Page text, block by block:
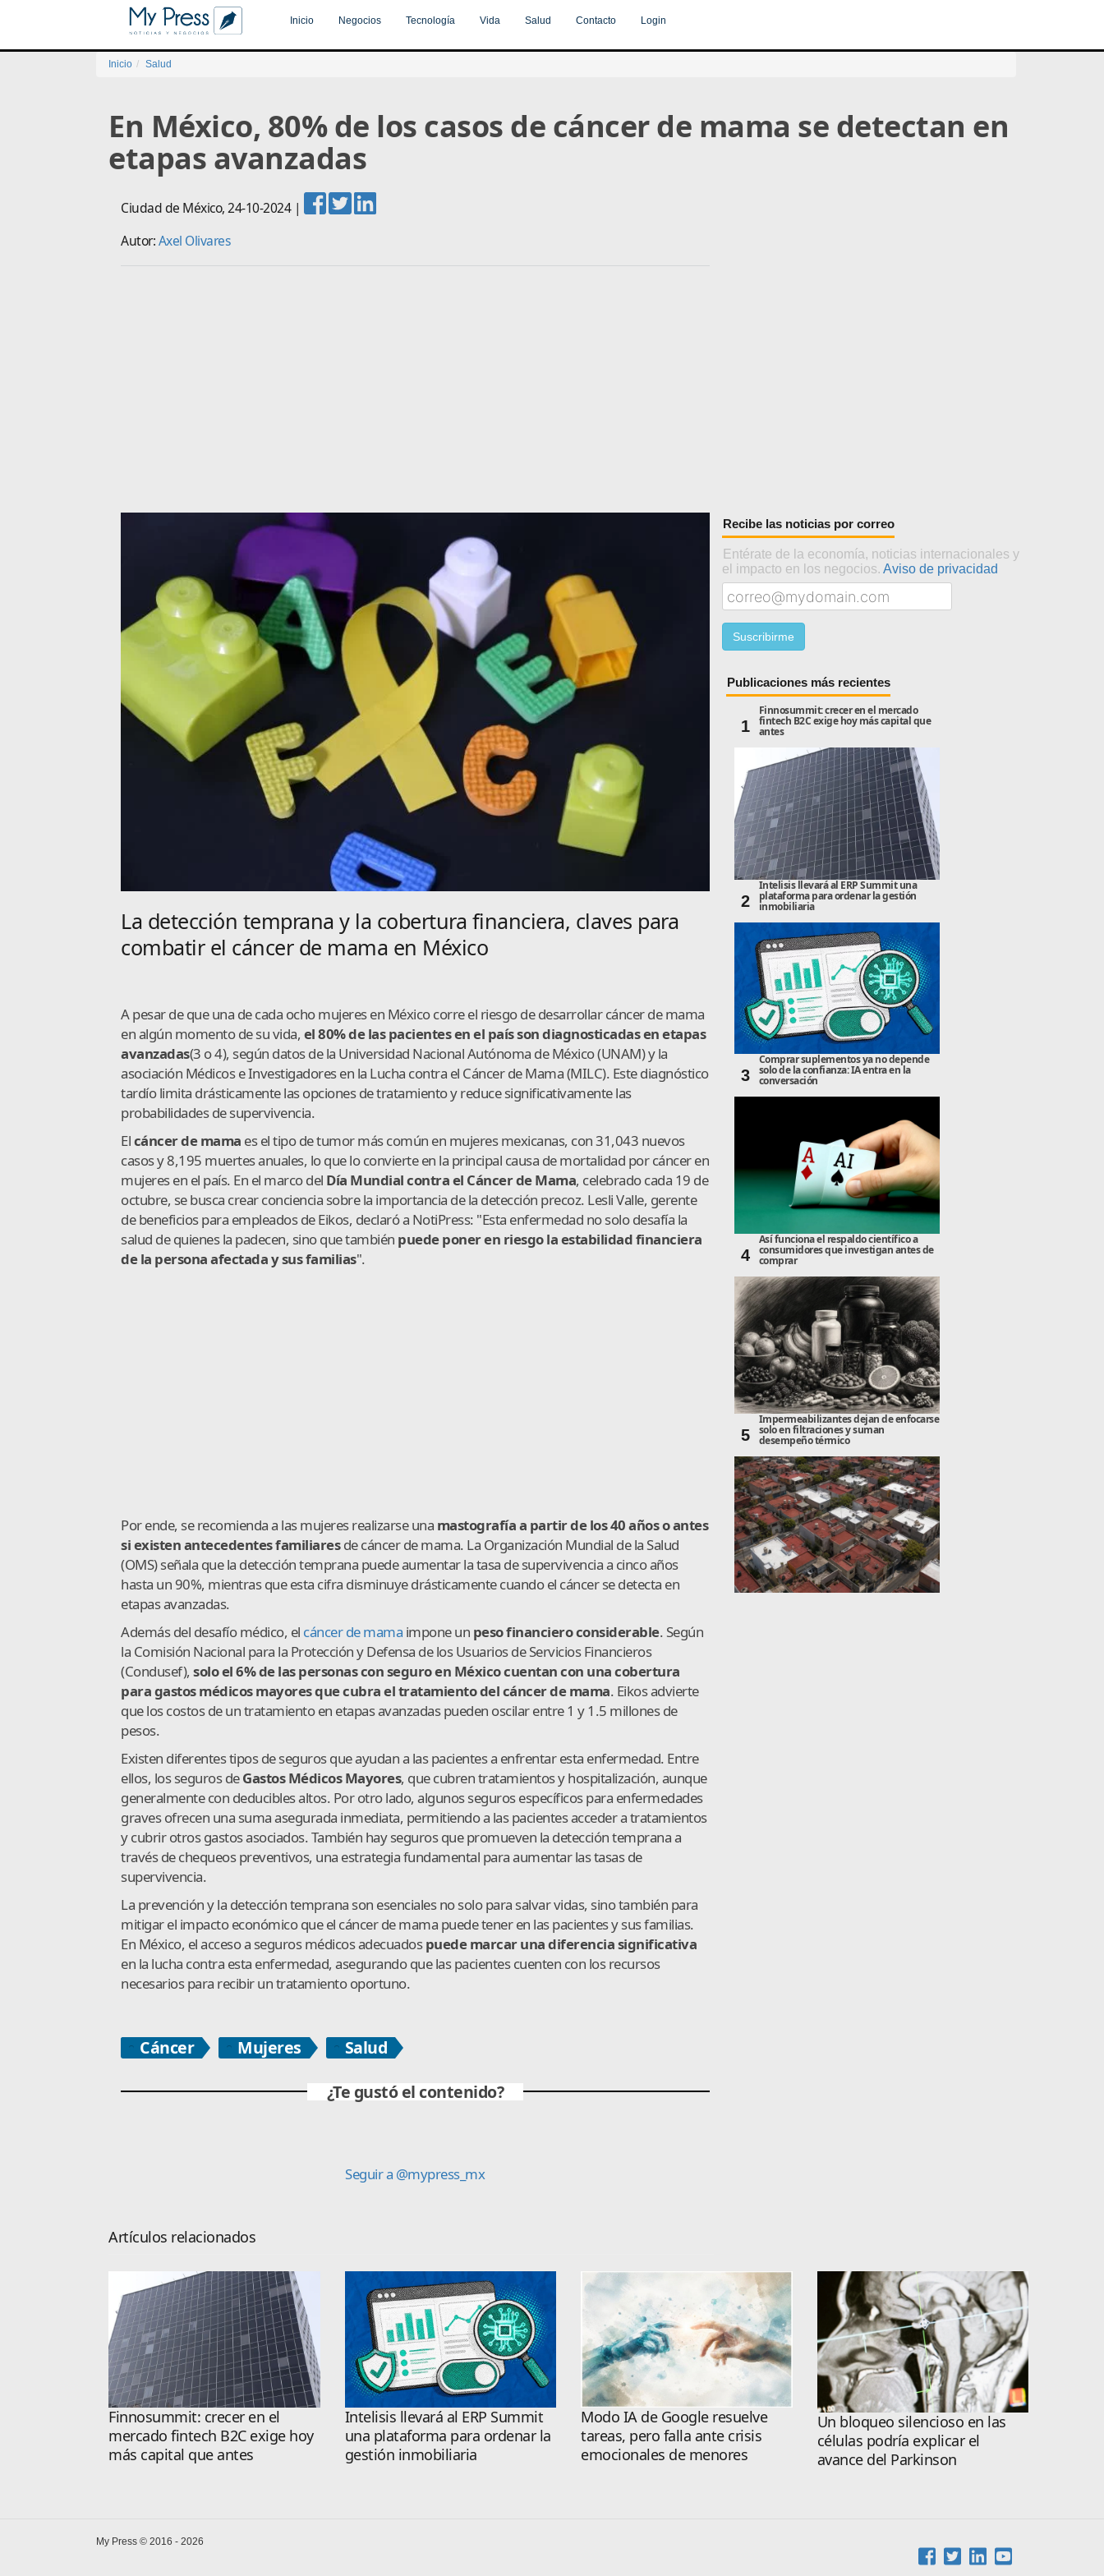
Inicio Negocios Tecnología Vida Salud Contacto Login
Inicio Salud
En México, 80% de los casos de cáncer de mama se detectan en
etapas avanzadas
Ciudad de México,24-10-2024|
Autor:Axel Olivares
La detección temprana y la cobertura financiera, claves para
combatir el cáncer de mama en México
A pesar de que una de cada ocho mujeres en México corre el riesgo de desarrollar cáncer de mama
en algún momento de su vida, el 80% de las pacientes en el país son diagnosticadas en etapas
avanzadas(3 o 4), según datos de la Universidad Nacional Autónoma de México (UNAM) y la
asociación Médicos e Investigadores en la Lucha contra el Cáncer de Mama (MILC). Este diagnóstico
tardío limita drásticamente las opciones de tratamiento y reduce significativamente las
probabilidades de supervivencia.
Elcáncer de mama es el tipo de tumor más común en mujeres mexicanas, con 31,043 nuevos
casos y 8,195 muertes anuales, lo que lo convierte en la principal causa de mortalidad por cáncer en
mujeres en el país. En el marco del Día Mundial contra el Cáncer de Mama, celebrado cada 19 de
octubre, se busca crear conciencia sobre la importancia de la detección precoz. Lesli Valle, gerente
de beneficios para empleados de Eikos, declaró a NotiPress: "Esta enfermedad no solo desafía la
salud de quienes la padecen, sino que también puede poner en riesgo la estabilidad financiera
de la persona afectada y sus familias".
Por ende, se recomienda a las mujeres realizarse una mastografía a partir de los 40 años o antes
si existen antecedentes familiaresde cáncer de mama. La Organización Mundial de la Salud
(OMS) señala que la detección temprana puede aumentar la tasa de supervivencia a cinco años
hasta un 90%, mientras que esta cifra disminuye drásticamente cuando el cáncer se detecta en
etapas avanzadas.
Además del desafío médico, el cáncer de mama impone un peso financiero considerable. Según
la Comisión Nacional para la Protección y Defensa de los Usuarios de Servicios Financieros
(Condusef), solo el 6% de las personas con seguro en México cuentan con una cobertura
para gastos médicos mayores que cubra el tratamiento del cáncer de mama. Eikos advierte
que los costos de un tratamiento en etapas avanzadas pueden oscilar entre 1 y 1.5 millones de
pesos.
Existen diferentes tipos de seguros que ayudan a las pacientes a enfrentar esta enfermedad. Entre
ellos, los seguros deGastos Médicos Mayores, que cubren tratamientos y hospitalización, aunque
generalmente con deducibles altos. Por otro lado, algunos seguros específicos para enfermedades
graves ofrecen una suma asegurada inmediata, permitiendo a las pacientes acceder a tratamientos
y cubrir otros gastos asociados. También hay seguros que promueven la detección temprana a
través de chequeos preventivos, una estrategia fundamental para aumentar las tasas de
supervivencia.
La prevención y la detección temprana son esenciales no solo para salvar vidas, sino también para
mitigar el impacto económico que el cáncer de mama puede tener en las pacientes y sus familias.
En México, el acceso a seguros médicos adecuadospuede marcar una diferencia significativa
en la lucha contra esta enfermedad, asegurando que las pacientes cuenten con los recursos
necesarios para recibir un tratamiento oportuno.
Cáncer Mujeres
Salud
¿Te gustó el contenido?
Seguir a @mypress_mx
Recibe las noticias por correo
Entérate de la economía, noticias internacionales y
el impacto en los negocios. Aviso de privacidad
Publicaciones más recientes
1
Finnosummit: crecer en el mercado
fintech B2C exige hoy más capital que
antes
2
Intelisis llevará al ERP Summit una
plataforma para ordenar la gestión
inmobiliaria
3
Comprar suplementos ya no depende
solo de la confianza: IA entra en la
conversación
4
Así funciona el respaldo científico a
consumidores que investigan antes de
comprar
5
Impermeabilizantes dejan de enfocarse
solo en filtraciones y suman
desempeño térmico
Artículos relacionados
Finnosummit: crecer en el
mercado fintech B2C exige hoy
más capital que antes
Intelisis llevará al ERP Summit
una plataforma para ordenar la
gestión inmobiliaria
Modo IA de Google resuelve
tareas, pero falla ante crisis
emocionales de menores
Un bloqueo silencioso en las
células podría explicar el
avance del Parkinson
My Press © 2016 - 2026